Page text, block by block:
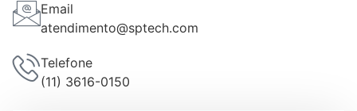
Email
atendimento@sptech.com
Telefone
(11) 3616-0150